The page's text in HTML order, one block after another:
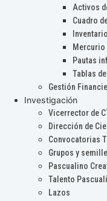
Activos
Cuadro
Mercurio
Pautas
Tablas
Gestión
Investigación
Vicerrector de
Dirección de
Convocatorias
Grupos y
Pascualino
Talento
Lazos